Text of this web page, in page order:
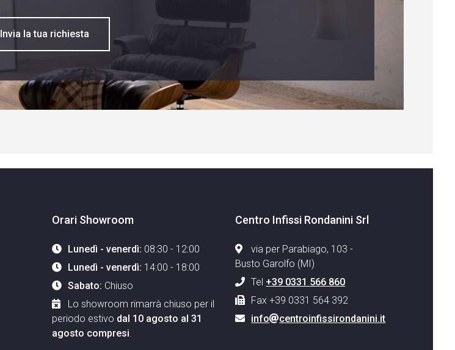
Invia la tua richiesta
Orari Showroom
Lunedì - venerdì: 08:30 - 12:00
Lunedì - venerdì: 14:00 - 18:00
Sabato: Chiuso
Lo showroom rimarrà chiuso per il
periodo estivo dal 10 agosto al 31
agosto compresi
Centro Infissi Rondanini Srl
via per Parabiago, 103 -
Busto Garolfo (MI)
Tel +39 0331 566 860
Fax +39 0331 564 392
info
centroinfissirondanini.it